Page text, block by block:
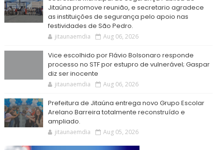
Jitaúna promove reunião, e secretario agradece
as instituições de segurança pelo apoio nas
festividades de São Pedro.
jitaunaemdia Aug 06, 2026
Vice escolhido por Flávio Bolsonaro responde
processo no STF por estupro de vulnerável; Gaspar
diz ser inocente
jitaunaemdia Aug 06, 2026
Prefeitura de Jitaúna entrega novo Grupo Escolar
Arelano Barreira totalmente reconstruído e
ampliado.
jitaunaemdia Aug 05, 2026